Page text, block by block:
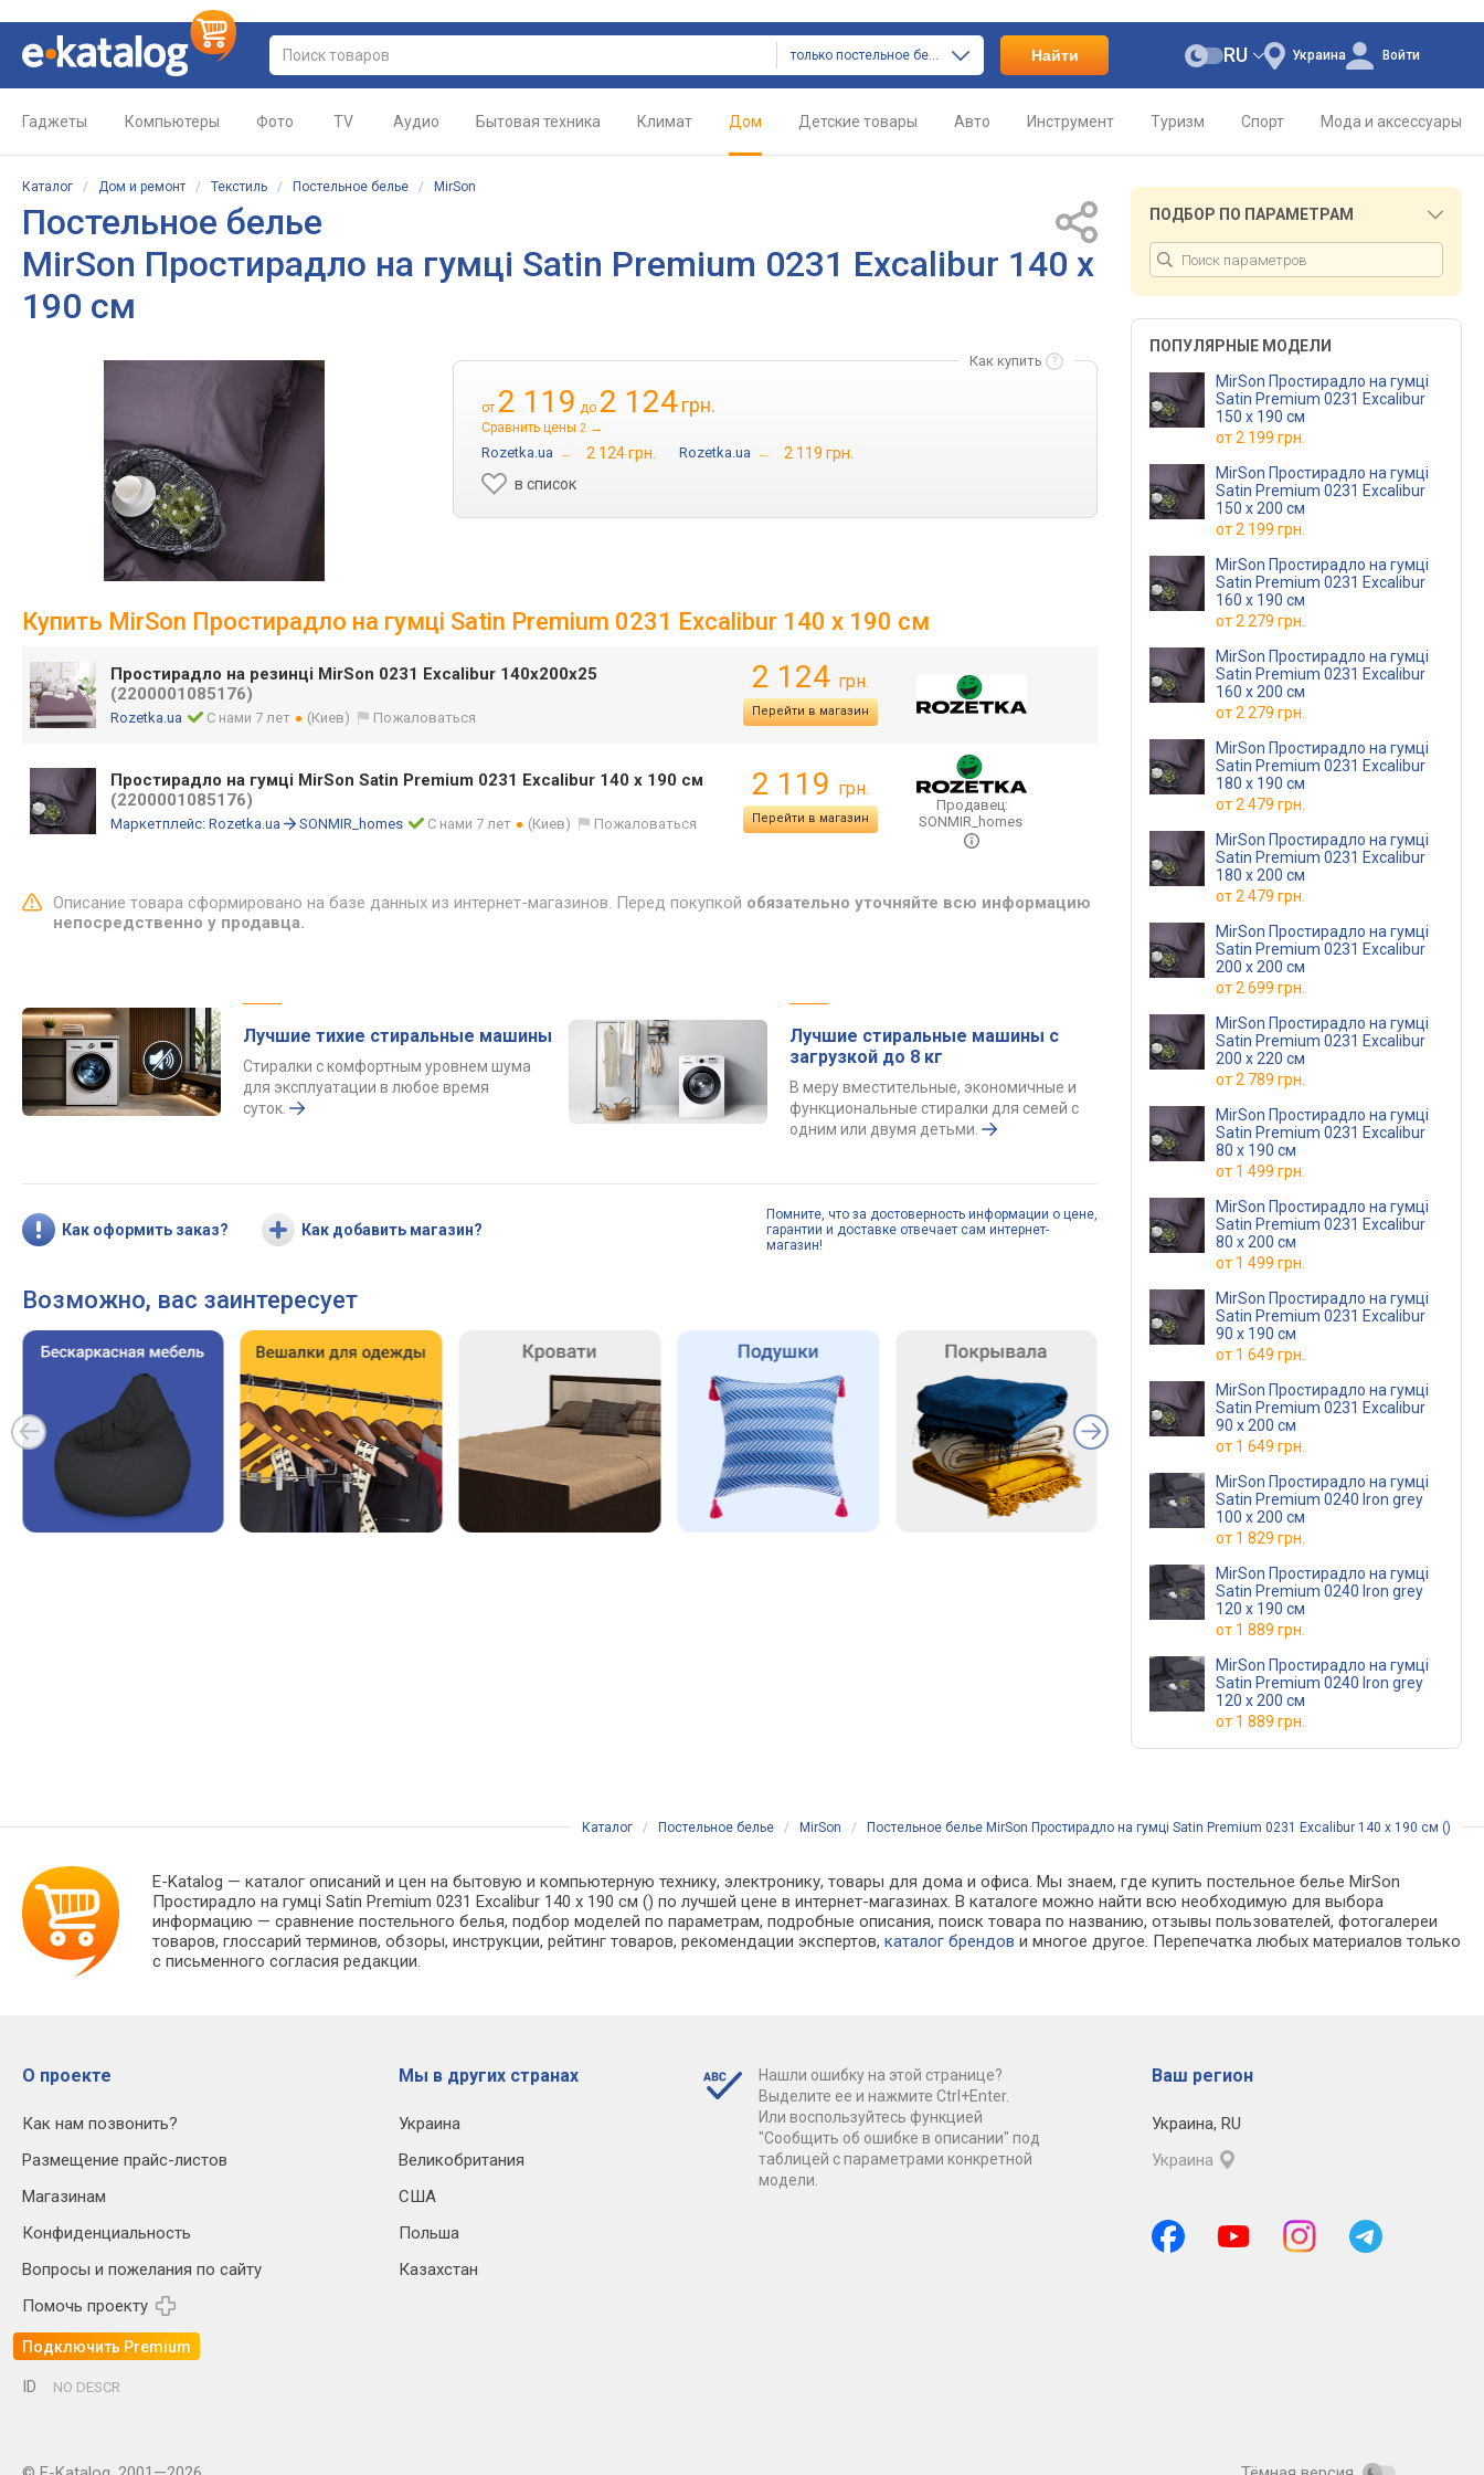
только постельное белье Найти Украина
RU Войти
Гаджеты Компьютеры Фото TV Аудио Бытовая техника Климат Дом Детские товары Авто Инструмент Туризм Спорт Мода и аксессуары
Каталог / Дом и ремонт / Текстиль / Постельное белье / MirSon
Постельное белье
MirSon Простирадло на гумці Satin Premium 0231 Excalibur 140 х
190 см
Как купить
от 2 119 до 2 124грн.
Сравнить цены 2 →
Rozetka.ua → 2 124 грн. Rozetka.ua →
2 119 грн.
в список
Купить MirSon Простирадло на гумці Satin Premium 0231 Excalibur 140 х 190 см
Простирадло на резинці MirSon 0231 Excalibur 140х200х25
(2200001085176)
Rozetka.ua С нами 7 лет (Киев) Пожаловаться
2 124 грн.
Перейти в магазин
Простирадло на гумці MirSon Satin Premium 0231 Excalibur 140 х 190 см
(2200001085176)
Маркетплейс: Rozetka.ua SONMIR_homes С нами 7 лет (Киев) Пожаловаться
2 119 грн.
Перейти в магазин
Продавец:
SONMIR_homes
Описание товара сформировано на базе данных из интернет-магазинов. Перед покупкой обязательно уточняйте всю информацию
непосредственно у продавца.
Лучшие тихие стиральные машины
Стиралки с комфортным уровнем шума
для эксплуатации в любое время
суток.
Лучшие стиральные машины с
загрузкой до 8 кг
В меру вместительные, экономичные и
функциональные стиралки для семей с
одним или двумя детьми.
Как оформить заказ? Как добавить магазин?
Помните, что за достоверность информации о цене,
гарантии и доставке отвечает сам интернет-
магазин!
Возможно, вас заинтересует
ПОДБОР ПО ПАРАМЕТРАМ
ПОПУЛЯРНЫЕ МОДЕЛИ
MirSon Простирадло на гумці
Satin Premium 0231 Excalibur
150 х 190 см
от2 199 грн.
MirSon Простирадло на гумці
Satin Premium 0231 Excalibur
150 х 200 см
от2 199 грн.
MirSon Простирадло на гумці
Satin Premium 0231 Excalibur
160 х 190 см
от2 279 грн.
MirSon Простирадло на гумці
Satin Premium 0231 Excalibur
160 х 200 см
от2 279 грн.
MirSon Простирадло на гумці
Satin Premium 0231 Excalibur
180 х 190 см
от2 479 грн.
MirSon Простирадло на гумці
Satin Premium 0231 Excalibur
180 х 200 см
от2 479 грн.
MirSon Простирадло на гумці
Satin Premium 0231 Excalibur
200 х 200 см
от2 699 грн.
MirSon Простирадло на гумці
Satin Premium 0231 Excalibur
200 х 220 см
от2 789 грн.
MirSon Простирадло на гумці
Satin Premium 0231 Excalibur
80 х 190 см
от 1 499 грн.
MirSon Простирадло на гумці
Satin Premium 0231 Excalibur
80 х 200 см
от 1 499 грн.
MirSon Простирадло на гумці
Satin Premium 0231 Excalibur
90 х 190 см
от 1 649 грн.
MirSon Простирадло на гумці
Satin Premium 0231 Excalibur
90 х 200 см
от 1 649 грн.
MirSon Простирадло на гумці
Satin Premium 0240 Iron grey
100 х 200 см
от 1 829 грн.
MirSon Простирадло на гумці
Satin Premium 0240 Iron grey
120 х 190 см
от 1 889 грн.
MirSon Простирадло на гумці
Satin Premium 0240 Iron grey
120 х 200 см
от 1 889 грн.
Каталог / Постельное белье / MirSon / Постельное белье MirSon Простирадло на гумці Satin Premium 0231 Excalibur 140 х 190 см ()
E-Katalog — каталог описаний и цен на бытовую и компьютерную технику, электронику, товары для дома и офиса. Мы знаем, где купить постельное белье MirSon
Простирадло на гумці Satin Premium 0231 Excalibur 140 х 190 см () по лучшей цене в интернет-магазинах. В каталоге можно найти всю необходимую для выбора
информацию — сравнение постельного белья, подбор моделей по параметрам, подробные описания, поиск товара по названию, отзывы пользователей, фотогалереи
товаров, глоссарий терминов, обзоры, инструкции, рейтинг товаров, рекомендации экспертов,каталог брендов и многое другое. Перепечатка любых материалов только
с письменного согласия редакции.
О проекте
Как нам позвонить?
Размещение прайс-листов
Магазинам
Конфиденциальность
Вопросы и пожелания по сайту
Помочь проекту
Подключить Premium
Мы в других странах
Украина
Великобритания
США
Польша
Казахстан
Нашли ошибку на этой странице?
Выделите ее и нажмите Ctrl+Enter.
Или воспользуйтесь функцией
"Сообщить об ошибке в описании" под
таблицей с параметрами конкретной
модели.
Ваш регион
Украина, RU
Украина
ID NO DESCR